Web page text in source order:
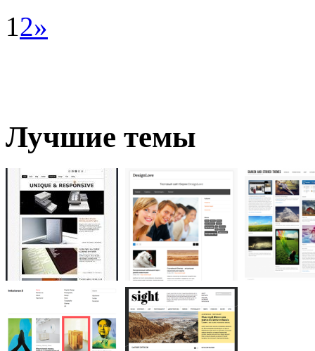
12»
Лучшие темы